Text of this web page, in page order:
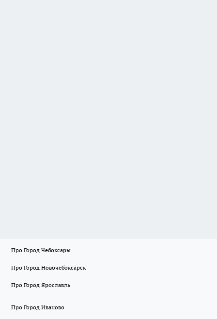
Про Город Чебоксары
Про Город Новочебоксарск
Про Город Ярославль
Про Город Иваново